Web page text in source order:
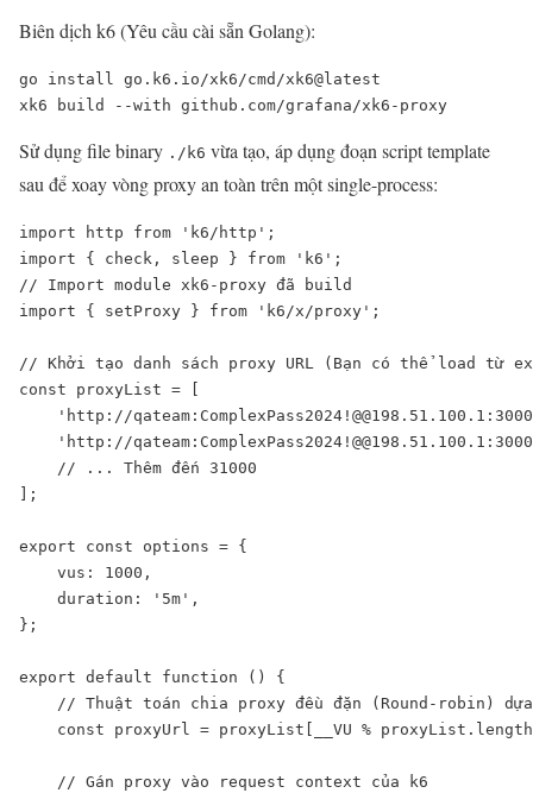
Biên dịch k6 (Yêu cầu cài sẵn Golang):
go install go.k6.io/xk6/cmd/xk6@latest
xk6 build --with github.com/grafana/xk6-proxy
Sử dụng file binary ./k6 vừa tạo, áp dụng đoạn script template
sau để xoay vòng proxy an toàn trên một single-process:
import http from 'k6/http';
import { check, sleep } from 'k6';
// Import module xk6-proxy đã build
import { setProxy } from 'k6/x/proxy';
// Khởi tạo danh sách proxy URL (Bạn có thể load từ
const proxyList = [
'http://
'http://
    // ... Thêm đến 31000
];
export const options = {
    vus: 1000,
    duration: '5m',
};
export default function () {
// Thuật toán chia proxy đều đặn (Round-robin)
const proxyUrl = proxyList[__VU %
    // Gán proxy vào request context của k6